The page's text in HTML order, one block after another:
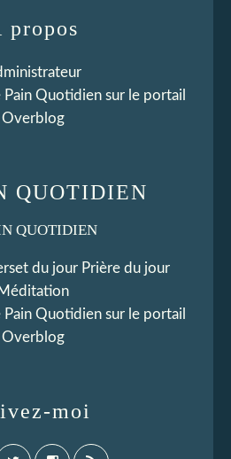
QUOTIDIEN
du jour Prière du jour
Méditation
Pain Quotidiensur le portail
Overblog
moi
propos
Pain Quotidiensur le portail
Overblog